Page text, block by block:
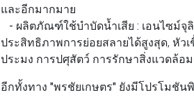
และอีกมากมาย
- ผลิตภัณฑ์ใช้บำบัดน้ำเสีย : เอนไซม์จุ
ประสิทธิภาพการย่อยสลายได้สูงสุด, หัว
ประมง การปศุสัตว์ การรักษาสิ่งแวดล้อ
อีกทั้งทาง "พรชัยเกษตร" ยังมีโปรโมชัน